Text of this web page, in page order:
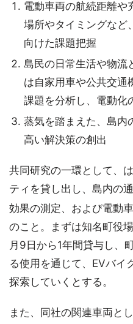
電動車両の航続距離や
場所やタイミングなど
向けた課題把握
島民の日常生活や物流
は自家用車や公共交通
課題を分析し、電動化
蒸気を踏まえた、島内
高い解決策の創出
共同研究の一環として、
ティを貸し出し、島内の
効果の測定、および電動
のこと。まずは知名町役
月9日から1年間貸与し、
る使用を通じて、EVバイ
探索していくとする。
また、同社の関連車両と